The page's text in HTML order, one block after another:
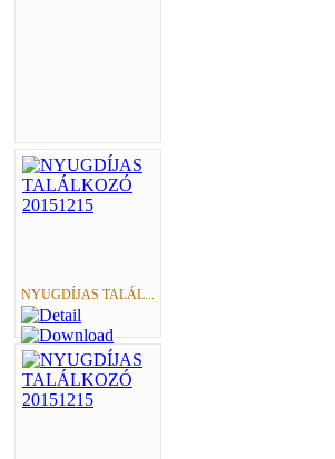
NYUGDÍJAS TALÁL...